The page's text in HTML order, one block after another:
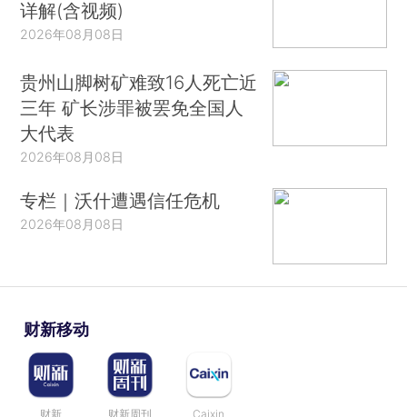
详解(含视频)
2026年08月08日
贵州山脚树矿难致16人死亡近
三年 矿长涉罪被罢免全国人
大代表
2026年08月08日
专栏｜沃什遭遇信任危机
2026年08月08日
财新移动
财新 财新周刊 Caixin